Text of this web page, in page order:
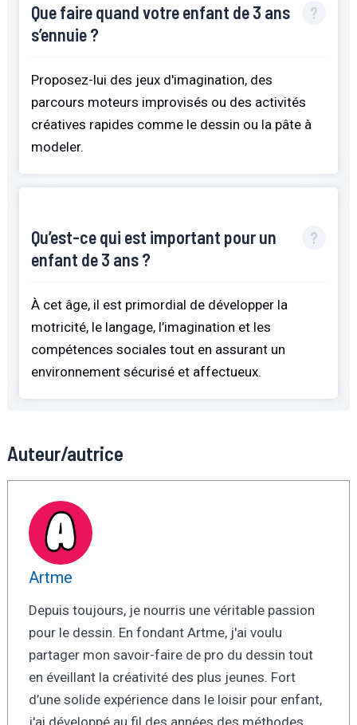
Que faire quand votre enfant de 3 ans
s’ennuie ?
Proposez-lui des jeux d'imagination, des
parcours moteurs improvisés ou des activités
créatives rapides comme le dessin ou la pâte à
modeler.
Qu’est-ce qui est important pour un
enfant de 3 ans ?
À cet âge, il est primordial de développer la
motricité, le langage, l’imagination et les
compétences sociales tout en assurant un
environnement sécurisé et affectueux.
Auteur/autrice
Artme
Depuis toujours, je nourris une véritable passion
pour le dessin. En fondant Artme, j'ai voulu
partager mon savoir-faire de pro du dessin tout
en éveillant la créativité des plus jeunes. Fort
d’une solide expérience dans le loisir pour enfant,